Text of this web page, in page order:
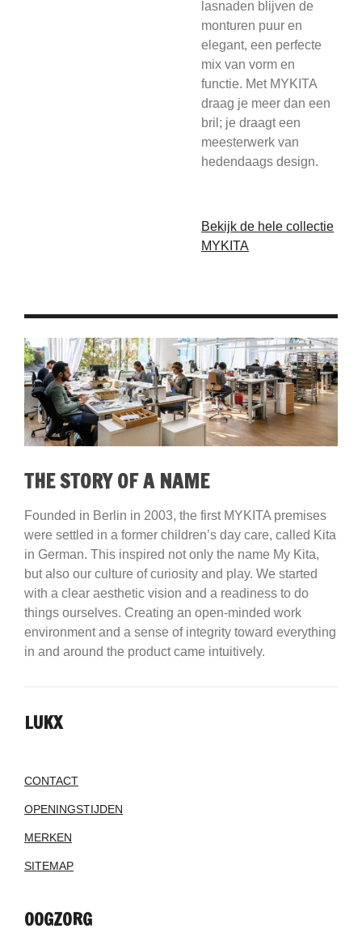
lasnaden blijven de
monturen puur en
elegant, een perfecte
mix van vorm en
functie. Met MYKITA
draag je meer dan een
bril; je draagt een
meesterwerk van
hedendaags design.
Bekijk de hele collectie
MYKITA
THE STORY OF A NAME
Founded in Berlin in 2003, the first MYKITA premises
were settled in a former children’s day care, called Kita
in German. This inspired not only the name My Kita,
but also our culture of curiosity and play. We started
with a clear aesthetic vision and a readiness to do
things ourselves. Creating an open-minded work
environment and a sense of integrity toward everything
in and around the product came intuitively.
LUKX
CONTACT
OPENINGSTIJDEN
MERKEN
SITEMAP
OOGZORG